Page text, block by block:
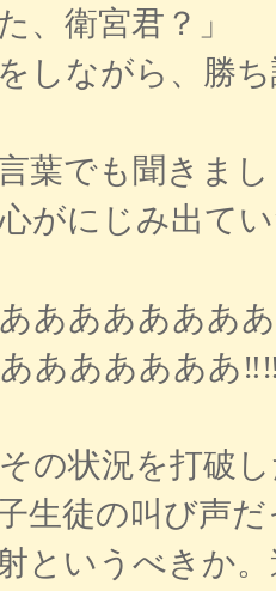
、衛宮君？」
しながら、勝
言葉でも聞きま
がにじみ出て
あああああああ
ああああああ
の状況を打破
生徒の叫び声
というべきか